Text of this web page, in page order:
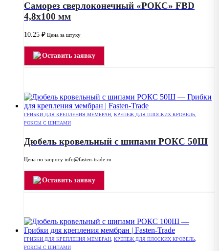
Саморез сверлоконечный «РОКС» FBD
4,8х100 мм
10.25 ₽ Цена за штуку
Оставить заявку
ГРИБКИ ДЛЯ КРЕПЛЕНИЯ МЕМБРАН КРЕПЕЖ ДЛЯ ПЛОСКИХ КРОВЕЛЬ
РОКСЫ С ШИПАМИ
Дюбель кровельный с шипами РОКС 50Ш
Цена по запросу info@fasten-trade.ru
Оставить заявку
ГРИБКИ ДЛЯ КРЕПЛЕНИЯ МЕМБРАН, КРЕПЕЖ ДЛЯ ПЛОСКИХ КРОВЕЛЬ,
РОКСЫ С ШИПАМИ